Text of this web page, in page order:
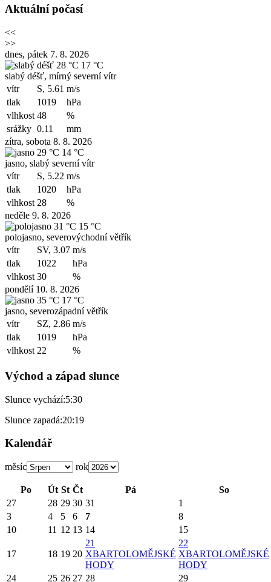
Aktuální počasí
<<
>>
dnes, pátek 7. 8. 2026
28 °C 17 °C
slabý déšť, mírný severní vítr
vítr
S, 5.61 m/s
tlak
1019
hPa
vlhkost 48
%
srážky 0.11
mm
zítra, sobota 8. 8. 2026
29 °C 14 °C
jasno, slabý severní vítr
vítr
S, 5.22 m/s
tlak
1020
hPa
vlhkost 28
%
neděle 9. 8. 2026
31 °C 15 °C
polojasno, severovýchodní větřík
vítr
SV, 3.07 m/s
tlak
1022
hPa
vlhkost 30
%
pondělí 10. 8. 2026
35 °C 17 °C
jasno, severozápadní větřík
vítr
SZ, 2.86 m/s
tlak
1019
hPa
vlhkost 22 %
Východ a západ slunce
Slunce vychází:5:30
Slunce zapadá:20:19
Kalendář
měsíc rok
Po Út St Čt Pá
So
27
28 29 30 31
1
3
4 5 6 7
8
10
11 12 13 14 15
17 18 19 20
21
XBARTOLOMĚJSKÉ
HODY
22
XBARTOLOMĚJSKÉ
HODY
24
25 26 27 28 29